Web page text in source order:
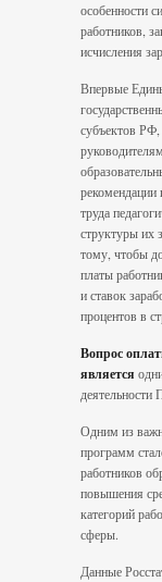
особенности
работников,
исчисления
Впервые
субъектов РФ,
труда
структуры их
тому, чтобы
платы
и ставок
процентов в
Вопрос
является
деятельности
Одним из
программ
работников
повышения
категорий
сферы.
Данные